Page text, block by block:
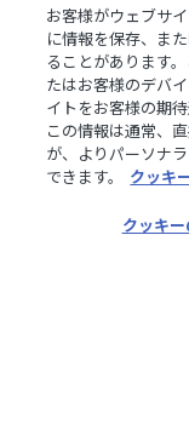
【Welcome
敷美紅
¥550~¥1,650 税
お客様がウェブサ
に情報を保存、ま
ることがあります
たはお客様のデバ
イトをお客様の期
この情報は通常、
が、よりパーソナ
できます。
クッキ
クッキー